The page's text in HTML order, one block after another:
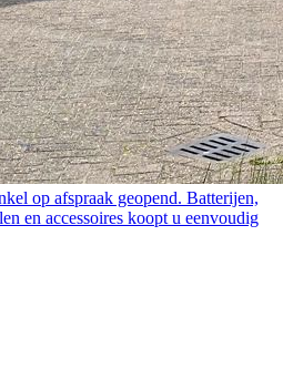
op afspraak geopend. Batterijen,
en accessoires koopt u eenvoudig